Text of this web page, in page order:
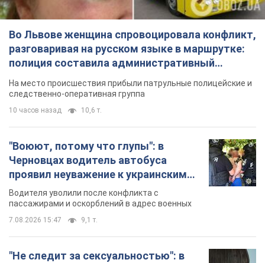
Во Львове женщина спровоцировала конфликт,
разговаривая на русском языке в маршрутке:
полиция составила административный
протокол. Видео
На место происшествия прибыли патрульные полицейские и
следственно-оперативная группа
10 часов назад 10,6 т.
"Воюют, потому что глупы": в
Черновцах водитель автобуса
проявил неуважение к украинским
военным и поплатился за это.
Видео
Водителя уволили после конфликта с
пассажирами и оскорблений в адрес военных
7.08.2026 15:47 9,1 т.
"Не следит за сексуальностью": в